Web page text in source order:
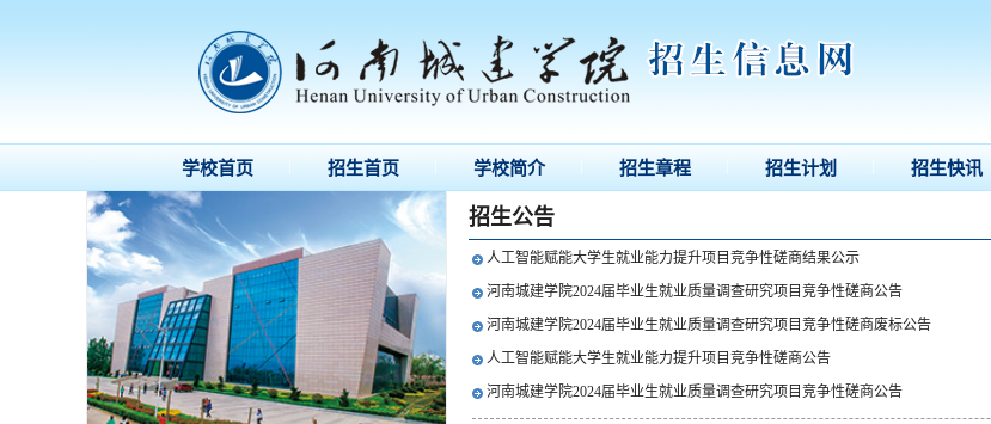
学校首页 招生首页 学校简介 招生章程 招生计划 招生快讯
招生公告
人工智能赋能大学生就业能力提升项目竞争性磋商结果公示
河南城建学院2024届毕业生就业质量调查研究项目竞争性磋商公告
河南城建学院2024届毕业生就业质量调查研究项目竞争性磋商废标公告
人工智能赋能大学生就业能力提升项目竞争性磋商公告
河南城建学院2024届毕业生就业质量调查研究项目竞争性磋商公告